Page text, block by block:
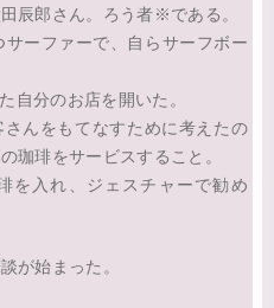
辰郎さん。ろう者※である。
ーファーで、自らサーフボー
自分のお店を開いた。
んをもてなすために考えたの
珈琲をサービスすること。
を入れ、ジェスチャーで勧め
が始まった。